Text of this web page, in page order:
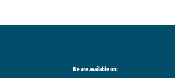
We are available on: